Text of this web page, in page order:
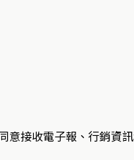
接收電子報、行銷資